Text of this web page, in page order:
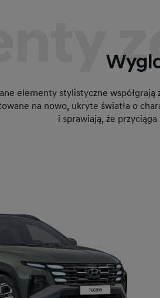
elementy stylistyczne
na nowo, ukryte światła o
i sprawiają, że